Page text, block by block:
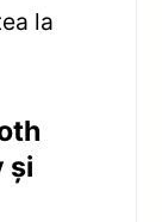
la
și